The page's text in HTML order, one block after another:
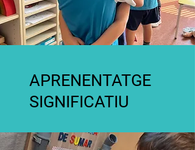
APRENENTATGE
SIGNIFICATIU